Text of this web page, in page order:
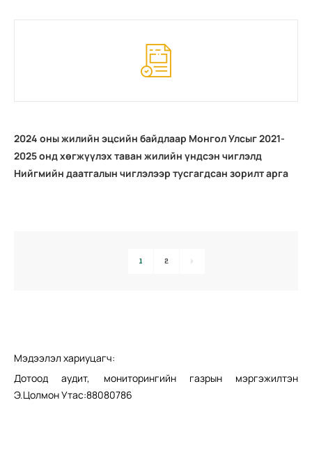
2024 оны жилийн эцсийн байдлаар Монгол Улсыг 2021-
2025 онд хөгжүүлэх таван жилийн үндсэн чиглэлд
Нийгмийн даатгалын чиглэлээр тусгагдсан зорилт арга
1 2
Мэдээлэл хариуцагч:
Дотоод аудит, мониторингийн газрын мэргэжилтэн
Э.Цолмон Утас:88080786